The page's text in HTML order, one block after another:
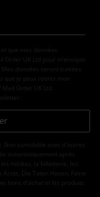
que mes données
UK Ltd pour m’envoyer
données seront traitées
que je peux retirer mon
Order UK Ltd.
Non cumulable avec d'autres
automatiquement après
médias, la billetterie, les
Die Toten Hosen, Feine
bons d'achat et les produits